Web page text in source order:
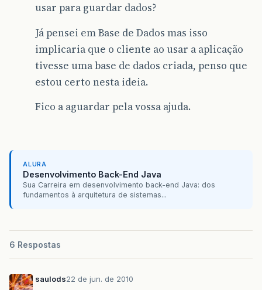
usar para guardar dados?
Já pensei em Base de Dados mas isso
implicaria que o cliente ao usar a aplicação
tivesse uma base de dados criada, penso que
estou certo nesta ideia.
Fico a aguardar pela vossa ajuda.
ALURA
Desenvolvimento Back-End Java
Sua Carreira em desenvolvimento back-end Java: dos
fundamentos à arquitetura de sistemas...
6 Respostas
saulods22 de jun. de 2010